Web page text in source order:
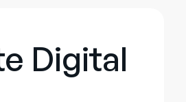
Digital